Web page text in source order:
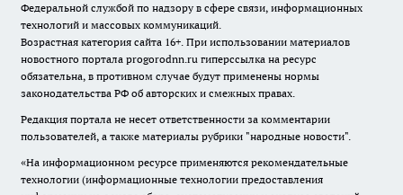
Федеральной службой по надзору в сфере связи, информационных
технологий и массовых коммуникаций.
Возрастная категория сайта 16+. При использовании материалов
новостного портала progorodnn.ru гиперссылка на ресурс
обязательна, в противном случае будут применены нормы
законодательства РФ об авторских и смежных правах.
Редакция портала не несет ответственности за комментарии
пользователей, а также материалы рубрики "народные новости".
«На информационном ресурсе применяются рекомендательные
технологии (информационные технологии предоставления